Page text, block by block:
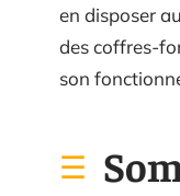
en disposer
des coffres-
son